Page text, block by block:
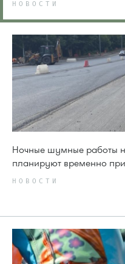
НОВОСТИ
Ночные шумные работы
планируют временно
НОВОСТИ